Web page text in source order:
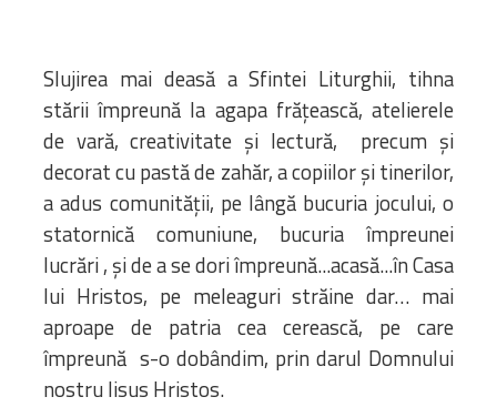
Slujirea mai deasă a Sfintei Liturghii, tihna
stării împreună la agapa frățească, atelierele
de vară, creativitate și lectură, precum și
decorat cu pastă de zahăr, a copiilor și tinerilor,
a adus comunității, pe lângă bucuria jocului, o
statornică comuniune, bucuria împreunei
lucrări , și de a se dori împreună...acasă...în Casa
lui Hristos, pe meleaguri străine dar… mai
aproape de patria cea cerească, pe care
împreună s-o dobândim, prin darul Domnului
nostru Iisus Hristos.